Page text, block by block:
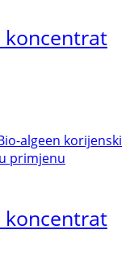
koncentrat
koncentrat